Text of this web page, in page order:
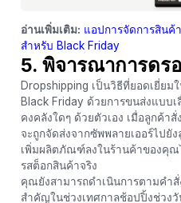
อ่านเพิ่มเติม: แอปการจัดการสินค้
สำหรับ Black Friday
5. พิจารณาการดร
Dropshipping เป็นวิธีที่ยอดเยี่ย
Black Friday ด้วยการขนส่งแบบ
คงคลังใดๆ ด้วยตัวเอง เมื่อลูกค้
จะถูกจัดส่งจากซัพพลายเออร์ไป
เพิ่มผลิตภัณฑ์ลงในร้านค้าของคุณ
รสต็อกสินค้าจริง
คุณยังสามารถดำเนินการตามคำสั่
สำคัญในช่วงเทศกาลช้อปปิ้งช่วง